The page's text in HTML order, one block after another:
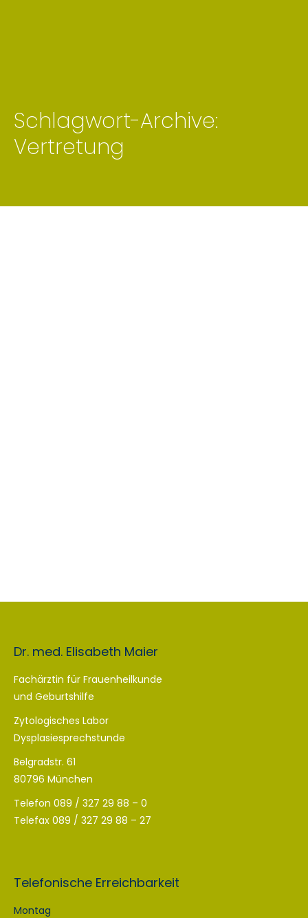
Schlagwort-Archive:
Vertretung
Dr. med. Elisabeth Maier
Fachärztin für Frauenheilkunde
und Geburtshilfe
Zytologisches Labor
Dysplasiesprechstunde
Belgradstr. 61
80796 München
Telefon 089 / 327 29 88 – 0
Telefax 089 / 327 29 88 – 27
Telefonische Erreichbarkeit
Montag